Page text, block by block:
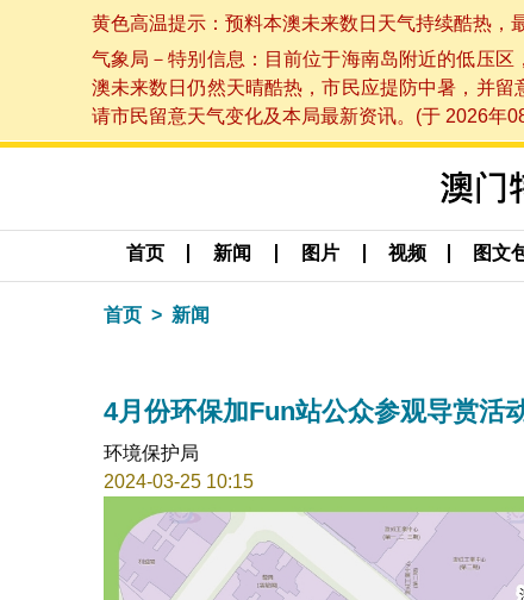
黄色高温提示：预料本澳未来数日天气持续酷热，
气象局－特别信息：目前位于海南岛附近的低压
澳未来数日仍然天晴酷热，市民应提防中暑，并
请市民留意天气变化及本局最新资讯。(于 2026年
首页 新闻 图片 视频 图文
首页 新闻
4月份环保加Fun站公众参观导赏活
环境保护局
2024-03-25 10:15